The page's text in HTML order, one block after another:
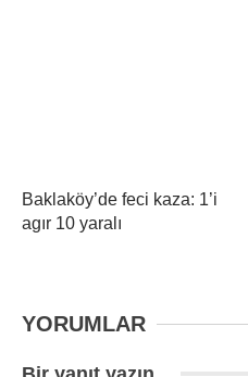
Baklaköy’de feci kaza: 1’i
agır 10 yaralı
YORUMLAR